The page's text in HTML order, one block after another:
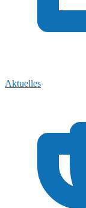
Aktuelles